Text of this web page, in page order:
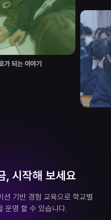
야기
, 시작해 보세요
션 기반 경험 교육으로 학교별
운영 할 수 있습니다.